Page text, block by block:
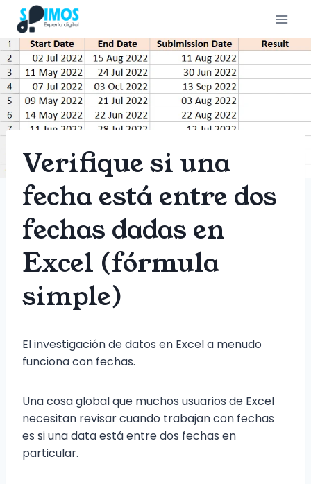
Saltar
contenido
Verifique si una
fecha está entre dos
fechas dadas en
Excel (fórmula
simple)
El investigación de datos en Excel a menudo
funciona con fechas.
Una cosa global que muchos usuarios de Excel
necesitan revisar cuando trabajan con fechas
es si una data está entre dos fechas en
particular.